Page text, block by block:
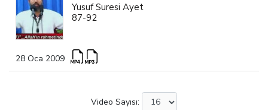
Yusuf Suresi Ayet
87-92
28 Oca 2009
Video Sayısı: